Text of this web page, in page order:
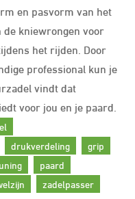
en pasvorm van het
de kniewrongen voor
het rijden. Door
professional kun je
vindt dat
voor jou en je paard.
drukverdeling
grip
paard
zadelpasser